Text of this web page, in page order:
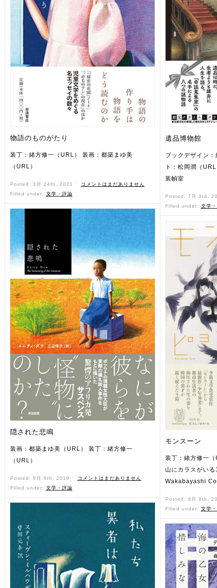
物語のものがたり
装丁：緒方修一（URL） 装画：都築まゆ美
（URL）
Posted: 3月 24th, 2021 ˑ
コメントはまだありません
Filled under: 文学・評論
隠された悲鳴
装画：都築まゆ美（URL） 装丁：緒方修一
（URL）
Posted: 9月 6th, 2019 ˑ
コメントはまだありません
Filled under: 文学・評論
遺品博物館
ブックデザイン
ト：松岡潤（
装幀室
Posted: 7月 3rd,
Filled under: 文学
モンスーン
装丁：緒方修一
山にカラスがい
Wakabayashi
Posted: 8月 8th,
Filled under: 文学